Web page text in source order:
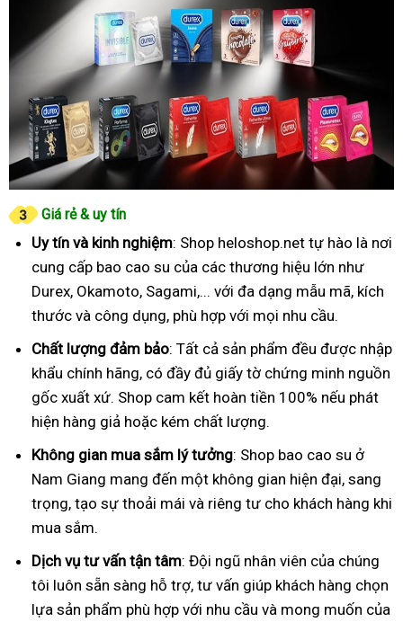
Giá rẻ & uy tín
Uy tín và kinh nghiệm: Shop heloshop.net tự hào là nơi
cung cấp bao cao su của các thương hiệu lớn như
Durex, Okamoto, Sagami,... với đa dạng mẫu mã, kích
thước và công dụng, phù hợp với mọi nhu cầu.
Chất lượng đảm bảo: Tất cả sản phẩm đều được nhập
khẩu chính hãng, có đầy đủ giấy tờ chứng minh nguồn
gốc xuất xứ. Shop cam kết hoàn tiền 100% nếu phát
hiện hàng giả hoặc kém chất lượng.
Không gian mua sắm lý tưởng: Shop bao cao su ở
Nam Giang mang đến một không gian hiện đại, sang
trọng, tạo sự thoải mái và riêng tư cho khách hàng khi
mua sắm.
Dịch vụ tư vấn tận tâm: Đội ngũ nhân viên của chúng
tôi luôn sẵn sàng hỗ trợ, tư vấn giúp khách hàng chọn
lựa sản phẩm phù hợp với nhu cầu và mong muốn của